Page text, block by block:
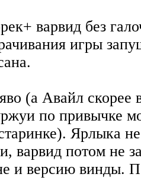
варвид без
игры
(а Авайл скорее
по привычке
Ярлыка
варвид потом не
и версию винды.